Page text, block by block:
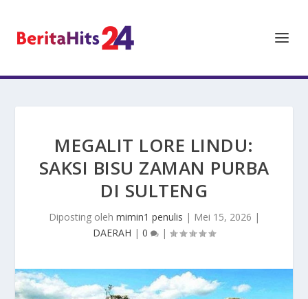
MEGALIT LORE LINDU:
SAKSI BISU ZAMAN PURBA
DI SULTENG
Diposting oleh mimin1 penulis | Mei 15, 2026 |
DAERAH | 0 |